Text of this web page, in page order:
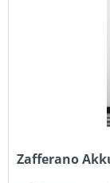
Zafferano